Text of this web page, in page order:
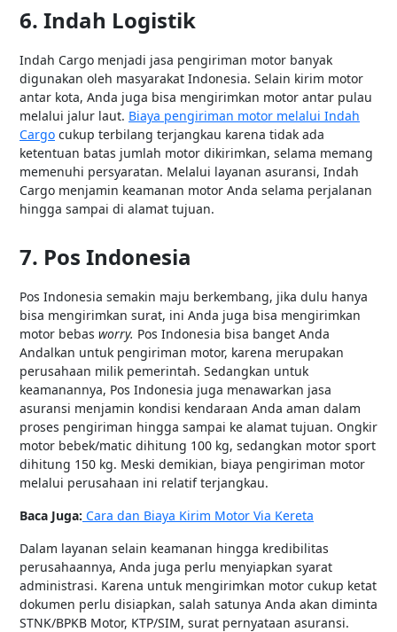
6. Indah Logistik
Indah Cargo menjadi jasa pengiriman motor banyak
digunakan oleh masyarakat Indonesia. Selain kirim motor
antar kota, Anda juga bisa mengirimkan motor antar pulau
melalui jalur laut. Biaya pengiriman motor melalui Indah
Cargo cukup terbilang terjangkau karena tidak ada
ketentuan batas jumlah motor dikirimkan, selama memang
memenuhi persyaratan. Melalui layanan asuransi, Indah
Cargo menjamin keamanan motor Anda selama perjalanan
hingga sampai di alamat tujuan.
7. Pos Indonesia
Pos Indonesia semakin maju berkembang, jika dulu hanya
bisa mengirimkan surat, ini Anda juga bisa mengirimkan
motor bebas worry. Pos Indonesia bisa banget Anda
Andalkan untuk pengiriman motor, karena merupakan
perusahaan milik pemerintah. Sedangkan untuk
keamanannya, Pos Indonesia juga menawarkan jasa
asuransi menjamin kondisi kendaraan Anda aman dalam
proses pengiriman hingga sampai ke alamat tujuan. Ongkir
motor bebek/matic dihitung 100 kg, sedangkan motor sport
dihitung 150 kg. Meski demikian, biaya pengiriman motor
melalui perusahaan ini relatif terjangkau.
Baca Juga: Cara dan Biaya Kirim Motor Via Kereta
Dalam layanan selain keamanan hingga kredibilitas
perusahaannya, Anda juga perlu menyiapkan syarat
administrasi. Karena untuk mengirimkan motor cukup ketat
dokumen perlu disiapkan, salah satunya Anda akan diminta
STNK/BPKB Motor, KTP/SIM, surat pernyataan asuransi.